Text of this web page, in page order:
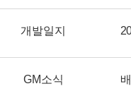
개발일지
GM소식